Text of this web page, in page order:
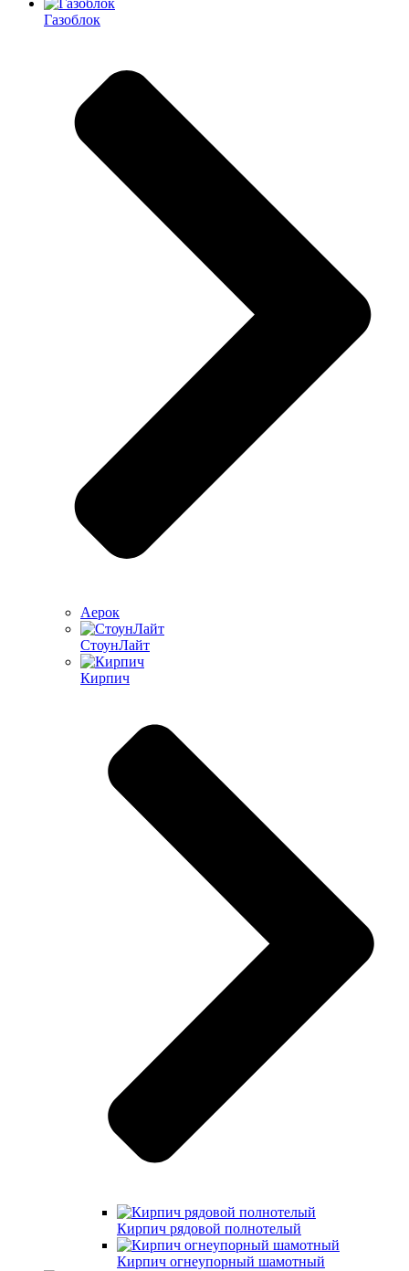
Газоблок
Аерок
СтоунЛайт
Кирпич
Кирпич рядовой полнотелый
Кирпич огнеупорный шамотный